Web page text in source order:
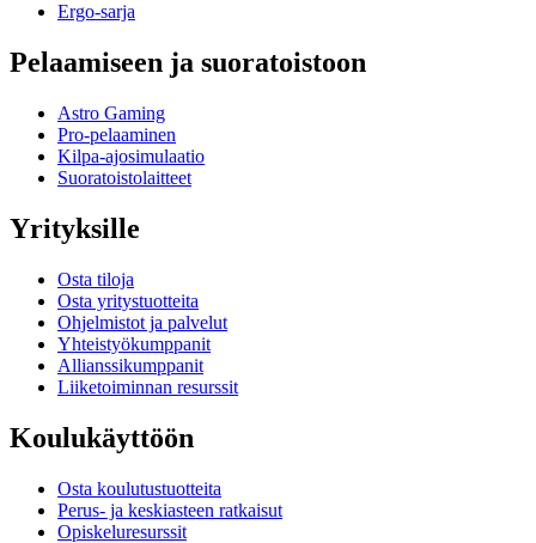
Ergo-sarja
Pelaamiseen ja suoratoistoon
Astro Gaming
Pro-pelaaminen
Kilpa-ajosimulaatio
Suoratoistolaitteet
Yrityksille
Osta tiloja
Osta yritystuotteita
Ohjelmistot ja palvelut
Yhteistyökumppanit
Allianssikumppanit
Liiketoiminnan resurssit
Koulukäyttöön
Osta koulutustuotteita
Perus- ja keskiasteen ratkaisut
Opiskeluresurssit